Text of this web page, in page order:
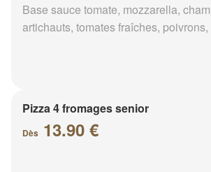
Base sauce tomate, mozzarella,
artichauts, tomates fraîches,
Pizza 4 fromages senior
Dès 13.90 €